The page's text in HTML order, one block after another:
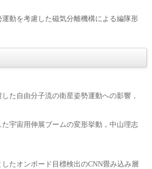
動を考慮した磁気分離機構による編隊形
た自由分子流の衛星姿勢運動への影響，
宇宙用伸展ブームの変形挙動，中山理志
たオンボード目標検出のCNN畳み込み層